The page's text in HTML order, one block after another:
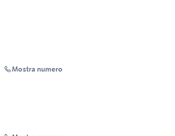
Mostra numero